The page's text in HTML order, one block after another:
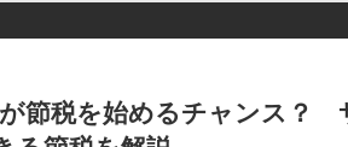
節税を始めるチャンス？